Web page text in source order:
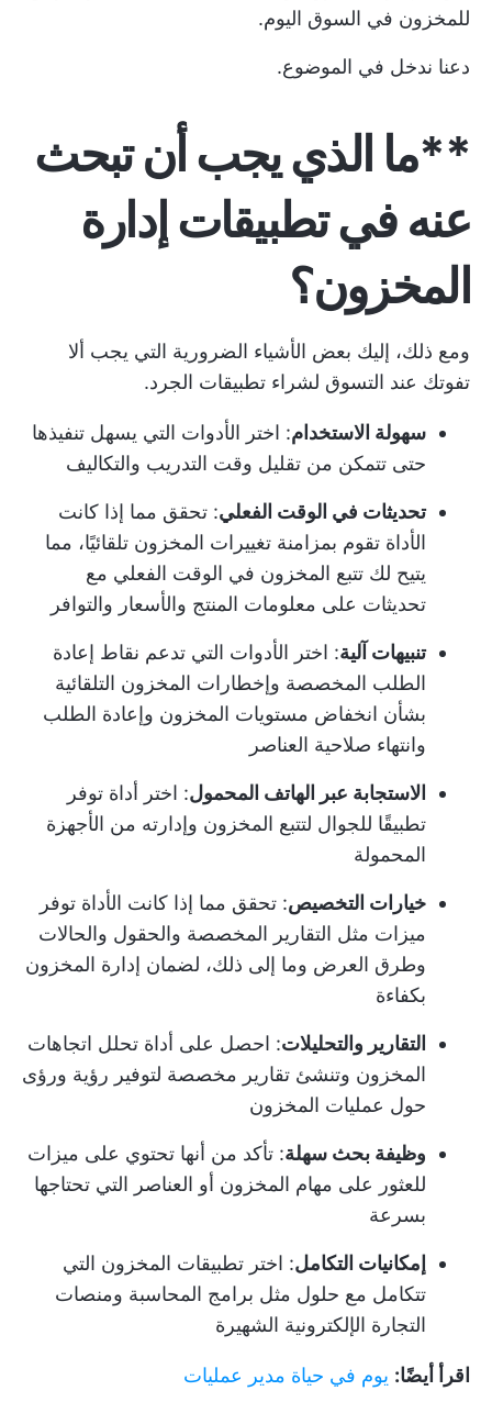
للمخزون في السوق اليوم.
دعنا ندخل في الموضوع.
**ما الذي يجب أن تبحث
عنه في تطبيقات إدارة
المخزون؟
ومع ذلك، إليك بعض الأشياء الضرورية التي يجب ألا
تفوتك عند التسوق لشراء تطبيقات الجرد.
سهولة الاستخدام: اختر الأدوات التي يسهل تنفيذها
حتى تتمكن من تقليل وقت التدريب والتكاليف
تحديثات في الوقت الفعلي: تحقق مما إذا كانت
الأداة تقوم بمزامنة تغييرات المخزون تلقائيًا، مما
يتيح لك تتبع المخزون في الوقت الفعلي مع
تحديثات على معلومات المنتج والأسعار والتوافر
تنبيهات آلية: اختر الأدوات التي تدعم نقاط إعادة
الطلب المخصصة وإخطارات المخزون التلقائية
بشأن انخفاض مستويات المخزون وإعادة الطلب
وانتهاء صلاحية العناصر
الاستجابة عبر الهاتف المحمول: اختر أداة توفر
تطبيقًا للجوال لتتبع المخزون وإدارته من الأجهزة
المحمولة
خيارات التخصيص: تحقق مما إذا كانت الأداة توفر
ميزات مثل التقارير المخصصة والحقول والحالات
وطرق العرض وما إلى ذلك، لضمان إدارة المخزون
بكفاءة
التقارير والتحليلات: احصل على أداة تحلل اتجاهات
المخزون وتنشئ تقارير مخصصة لتوفير رؤية ورؤى
حول عمليات المخزون
وظيفة بحث سهلة: تأكد من أنها تحتوي على ميزات
للعثور على مهام المخزون أو العناصر التي تحتاجها
بسرعة
إمكانيات التكامل: اختر تطبيقات المخزون التي
تتكامل مع حلول مثل برامج المحاسبة ومنصات
التجارة الإلكترونية الشهيرة
اقرأ أيضًا: يوم في حياة مدير عمليات